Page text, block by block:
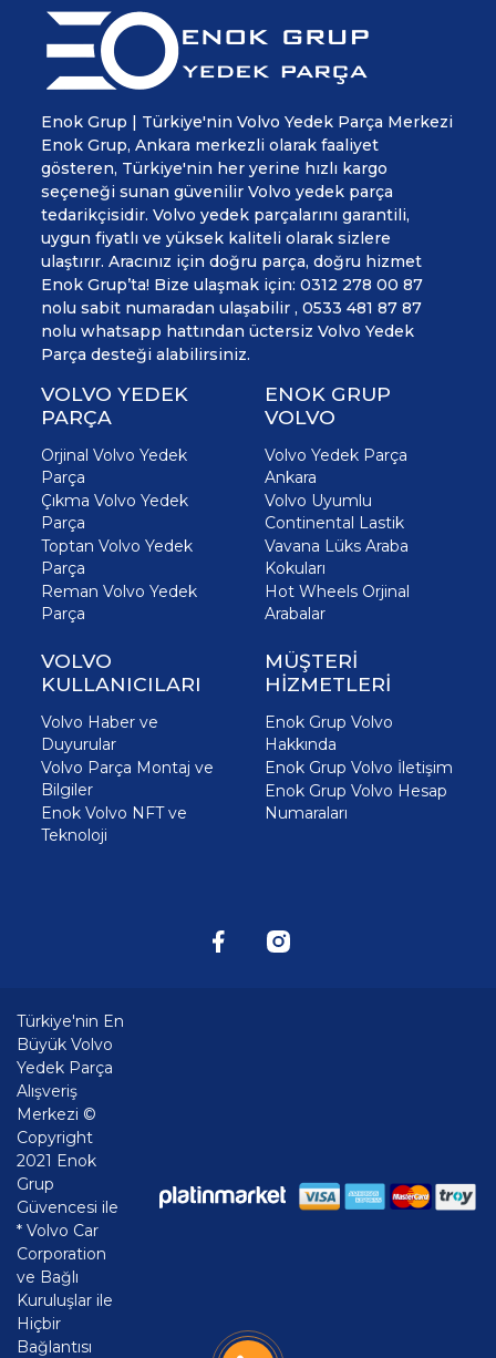
Enok Grup | Türkiye'nin Volvo Yedek Parça Merkezi
Enok Grup, Ankara merkezli olarak faaliyet
gösteren, Türkiye'nin her yerine hızlı kargo
seçeneği sunan güvenilir Volvo yedek parça
tedarikçisidir. Volvo yedek parçalarını garantili,
uygun fiyatlı ve yüksek kaliteli olarak sizlere
ulaştırır. Aracınız için doğru parça, doğru hizmet
Enok Grup’ta! Bize ulaşmak için: 0312 278 00 87
nolu sabit numaradan ulaşabilir , 0533 481 87 87
nolu whatsapp hattından üctersiz Volvo Yedek
Parça desteği alabilirsiniz.
VOLVO YEDEK
PARÇA
Orjinal Volvo Yedek
Parça
Çıkma Volvo Yedek
Parça
Toptan Volvo Yedek
Parça
Reman Volvo Yedek
Parça
ENOK GRUP
VOLVO
Volvo Yedek Parça
Ankara
Volvo Uyumlu
Continental Lastik
Vavana Lüks Araba
Kokuları
Hot Wheels Orjinal
Arabalar
VOLVO
KULLANICILARI
Volvo Haber ve
Duyurular
Volvo Parça Montaj ve
Bilgiler
Enok Volvo NFT ve
Teknoloji
MÜŞTERİ
HİZMETLERİ
Enok Grup Volvo
Hakkında
Enok Grup Volvo İletişim
Enok Grup Volvo Hesap
Numaraları
Türkiye'nin En
Büyük Volvo
Yedek Parça
Alışveriş
Merkezi ©
Copyright
2021 Enok
Grup
Güvencesi ile
* Volvo Car
Corporation
ve Bağlı
Kuruluşlar ile
Hiçbir
Bağlantısı